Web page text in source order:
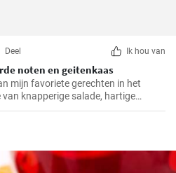
Deel Ik hou van
noten en geitenkaas
mijn favoriete gerechten in het
knapperige salade, hartige
noten biedt niet alleen een
voor mijn familie en vrienden en